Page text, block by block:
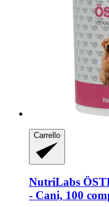
Carrello
NutriLabs
-​ Cani, 100